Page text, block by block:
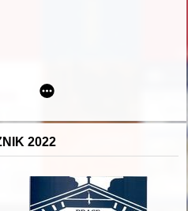
Krystyniaka
2022